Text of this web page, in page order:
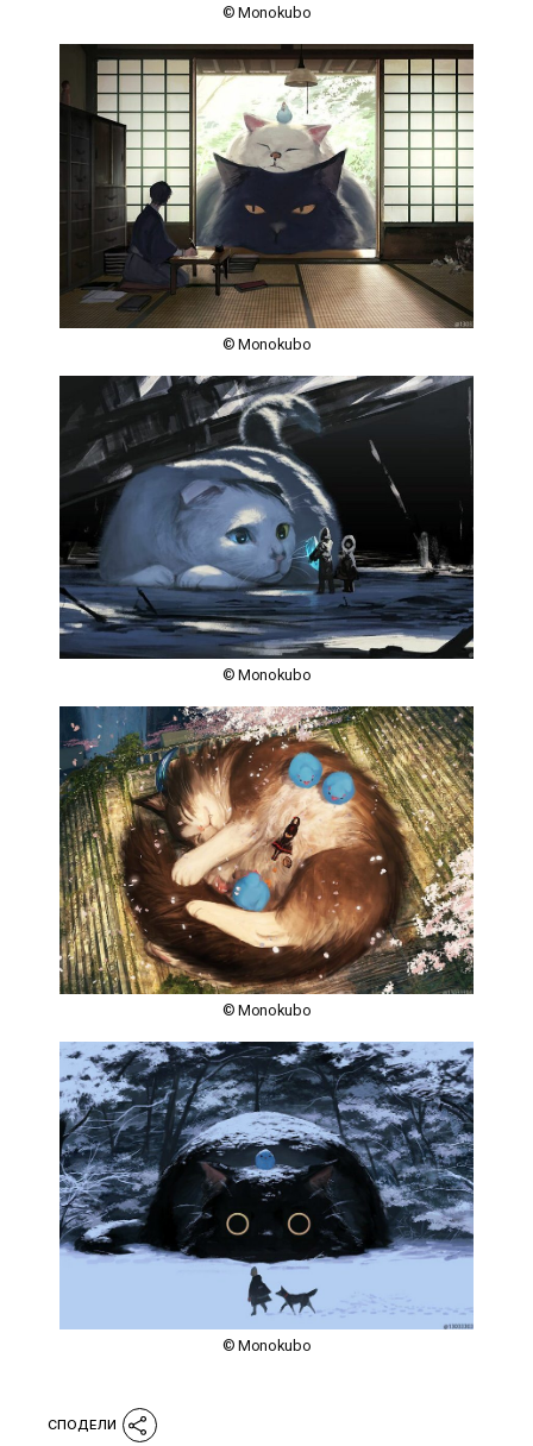
© Monokubo
© Monokubo
© Monokubo
© Monokubo
© Monokubo